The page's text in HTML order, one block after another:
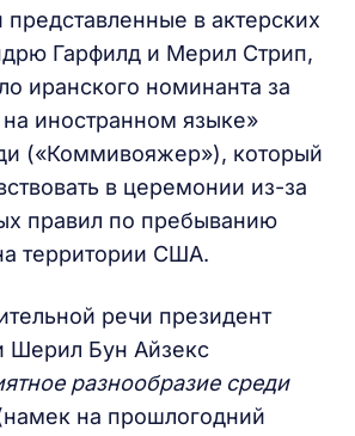
представленные в актерских
Гарфилд и Мерил Стрип,
иранского номинанта за
иностранном языке»
(«Коммивояжер»), который
в церемонии из-за
правил по пребыванию
территории США.
речи президент
Шерил Бун Айзекс
разнообразие среди
на прошлогодний